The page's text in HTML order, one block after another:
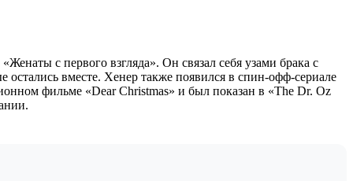
с первого взгляда». Он связал себя узами брака с
вместе. Хенер также появился в спин-офф-сериале
фильме «Dear Christmas» и был показан в «The Dr. Oz